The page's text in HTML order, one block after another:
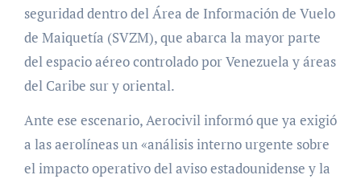
seguridad dentro del Área de Información de Vuelo
de Maiquetía (SVZM), que abarca la mayor parte
del espacio aéreo controlado por Venezuela y áreas
del Caribe sur y oriental.
Ante ese escenario, Aerocivil informó que ya exigió
a las aerolíneas un «análisis interno urgente sobre
el impacto operativo del aviso estadounidense y la